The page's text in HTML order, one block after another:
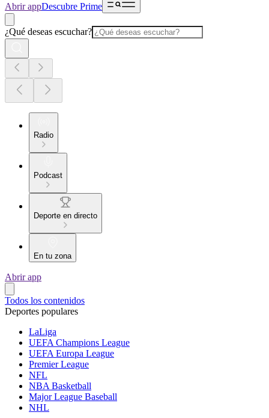
Abrir appDescubre Prime
¿Qué deseas escuchar?
Radio
Podcast
Deporte en directo
En tu zona
Abrir app
Todos los contenidos
Deportes populares
LaLiga
UEFA Champions League
UEFA Europa League
Premier League
NFL
NBA Basketball
Major League Baseball
NHL